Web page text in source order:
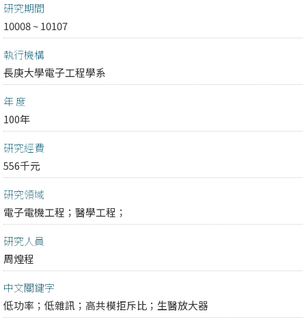
研究期間
10008 ~ 10107
執行機構
長庚大學電子工程學系
年 度
100年
研究經費
556千元
研究領域
電子電機工程； 醫學工程；
研究人員
周煌程
中文關鍵字
低功率；低雜訊；高共模拒斥比；生醫放大器